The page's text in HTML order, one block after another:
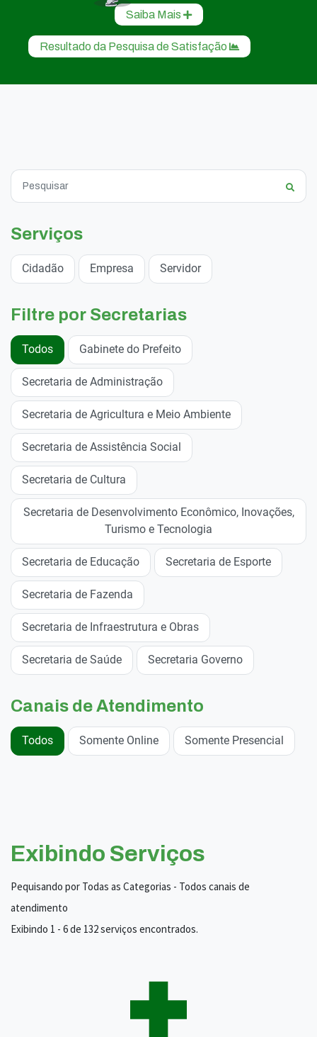
Saiba Mais
Resultado da Pesquisa de Satisfação
Serviços
Cidadão Empresa Servidor
Filtre por Secretarias
Todos Gabinete do Prefeito
Secretaria de Administração
Secretaria de Agricultura e Meio Ambiente
Secretaria de Assistência Social
Secretaria de Cultura
Secretaria de Desenvolvimento Econômico, Inovações,
Turismo e Tecnologia
Secretaria de Educação Secretaria de Esporte
Secretaria de Fazenda
Secretaria de Infraestrutura e Obras
Secretaria de Saúde Secretaria Governo
Canais de Atendimento
Todos Somente Online Somente Presencial
Exibindo Serviços
Pequisando por Todas as Categorias - Todos canais de
atendimento
Exibindo 1 - 6 de 132 serviços encontrados.